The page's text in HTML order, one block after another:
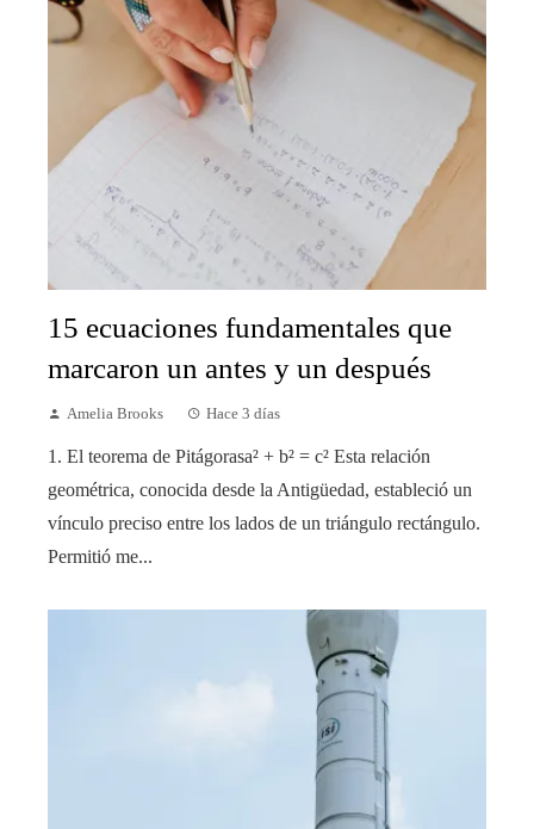
15 ecuaciones fundamentales que
marcaron un antes y un después
Amelia Brooks Hace 3 días
1. El teorema de Pitágorasa² + b² = c² Esta relación
geométrica, conocida desde la Antigüedad, estableció un
vínculo preciso entre los lados de un triángulo rectángulo.
Permitió me...